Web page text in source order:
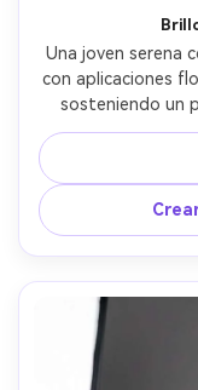
Una joven serena
con aplicaciones
sosteniendo un
encantado con
árboles, reflejos
Sony A7IV con
natural,
tela ultra-realista
de cuento de